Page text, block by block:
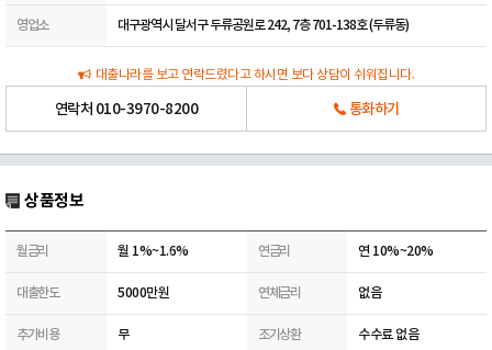
영업소 대구광역시 달서구 두류공원로 242, 7층 701-138호 (두류동)
대출나라를 보고 연락드렸다고 하시면 보다 상담이 쉬워집니다.
연락처 010-3970-8200 통화하기
상품정보
월금리 월 1%~1.6% 연금리 연 10%~20%
대출한도 5000만원 연체금리 없음
추가비용 무 조기상환 수수료 없음